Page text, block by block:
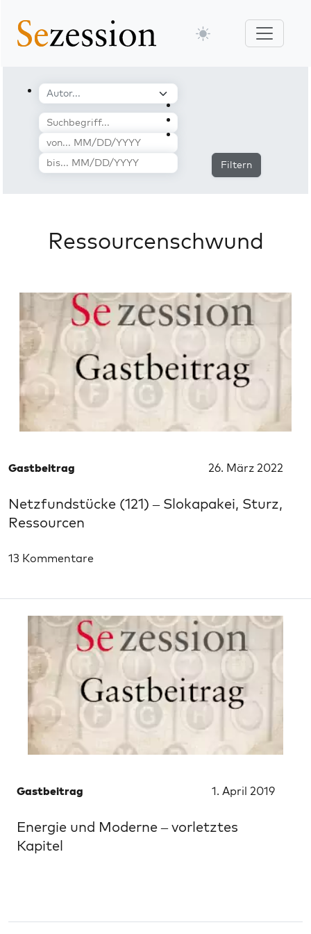
Filtern
Ressourcenschwund
Gastbeitrag 26. März 2022
Netzfundstücke (121) – Slokapakei, Sturz,
Ressourcen
13 Kommentare
Gastbeitrag 1. April 2019
Energie und Moderne – vorletztes
Kapitel